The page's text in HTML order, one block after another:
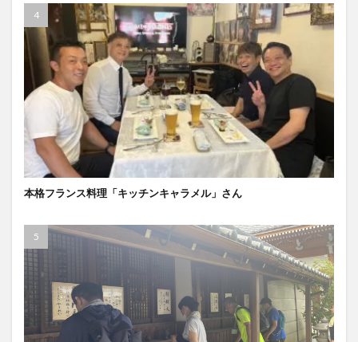
本格フランス料理「キッチンキャラメル」さん